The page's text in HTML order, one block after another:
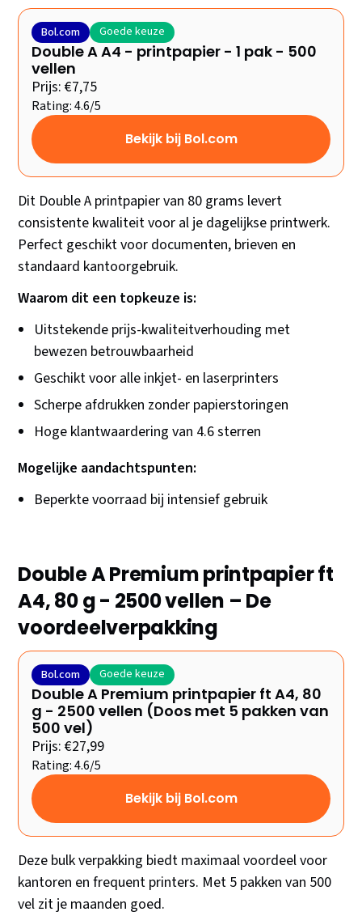
Bol.com Goede keuze
Double A A4 - printpapier - 1 pak - 500
vellen
Prijs: €7,75
Rating: 4.6/5
Bekijk bij Bol.com
Dit Double A printpapier van 80 grams levert
consistente kwaliteit voor al je dagelijkse printwerk.
Perfect geschikt voor documenten, brieven en
standaard kantoorgebruik.
Waarom dit een topkeuze is:
Uitstekende prijs-kwaliteitverhouding met
bewezen betrouwbaarheid
Geschikt voor alle inkjet- en laserprinters
Scherpe afdrukken zonder papierstoringen
Hoge klantwaardering van 4.6 sterren
Mogelijke aandachtspunten:
Beperkte voorraad bij intensief gebruik
Double A Premium printpapier ft
A4, 80 g - 2500 vellen – De
voordeelverpakking
Bol.com Goede keuze
Double A Premium printpapier ft A4, 80
g - 2500 vellen (Doos met 5 pakken van
500 vel)
Prijs: €27,99
Rating: 4.6/5
Bekijk bij Bol.com
Deze bulk verpakking biedt maximaal voordeel voor
kantoren en frequent printers. Met 5 pakken van 500
vel zit je maanden goed.